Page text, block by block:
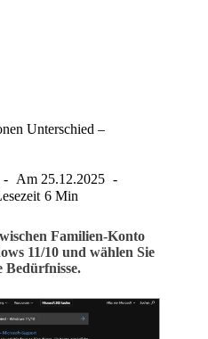
Unterschied –
Am 25.12.2025
6 Min
Familien-Konto
11/10 und wählen Sie
Bedürfnisse.